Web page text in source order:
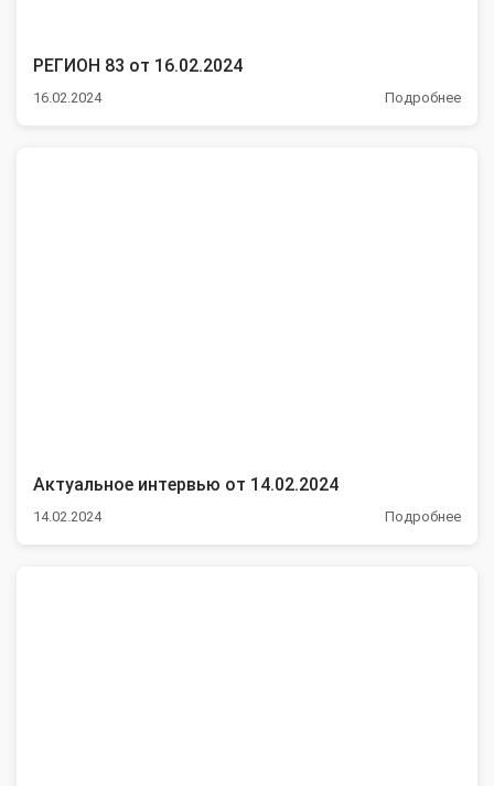
РЕГИОН 83 от 16.02.2024
16.02.2024 Подробнее
Актуальное интервью от 14.02.2024
14.02.2024 Подробнее